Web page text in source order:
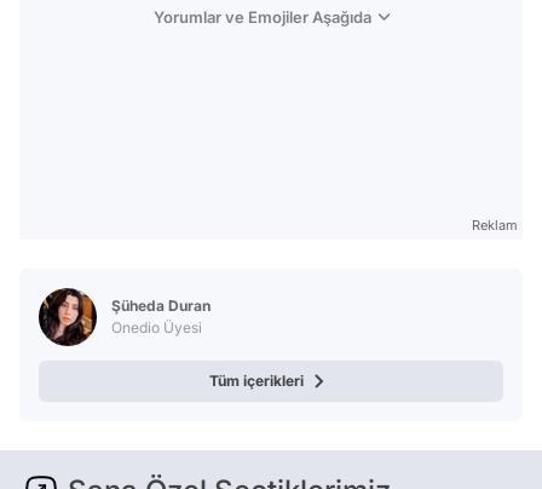
Yorumlar ve Emojiler Aşağıda
Reklam
Şüheda Duran
Onedio Üyesi
Tüm içerikleri